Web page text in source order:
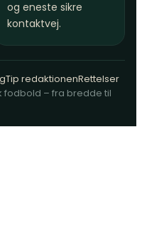
og eneste sikre
kontaktvej.
Tip redaktionenRettelser
fodbold – fra bredde til